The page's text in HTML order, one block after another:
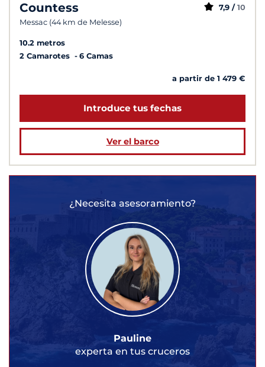
Countess
Messac (44 km de Melesse)
7,9 / 10
10.2 metros
2 Camarotes
6 Camas
a partir de 1 479 €
Introduce tus fechas
Ver el barco
¿Necesita asesoramiento?
Pauline
experta en tus cruceros